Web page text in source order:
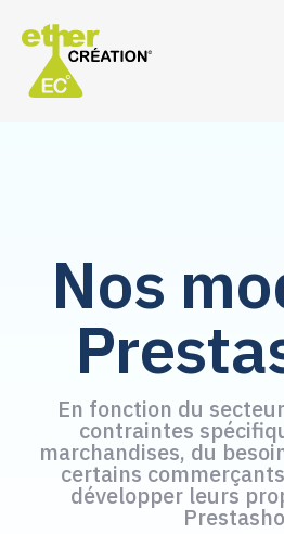
Nos
En fonction du
contraintes
marchandises, du
certains
développer leurs